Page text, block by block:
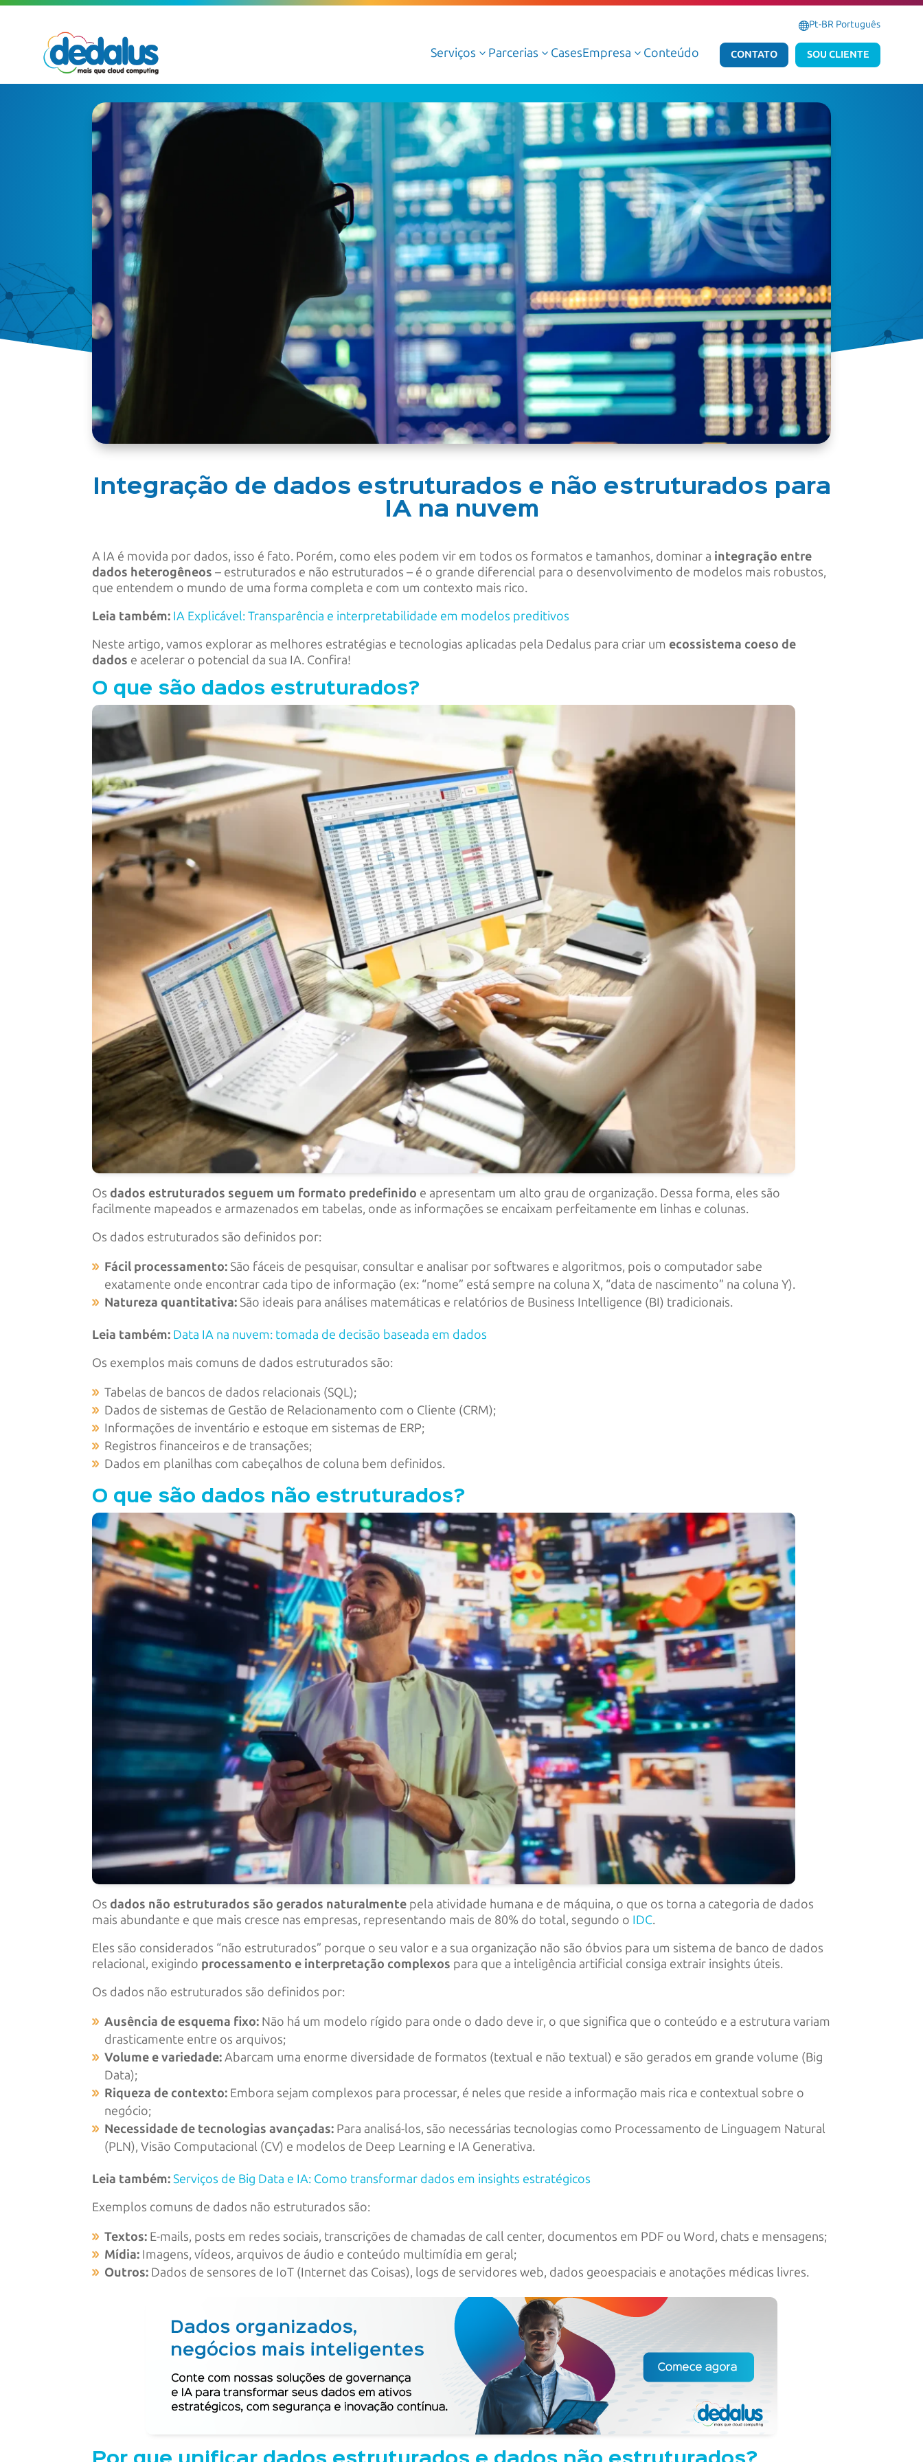
Pt-BR Português
Serviços 3
Serviços Gerenciados de Cloud
Serviços Profissionais de Cloud
Cloud AWS
Cloud Azure
Cloud Oracle
Google Cloud
Dedalus Argos
Serviços Gerenciados de Dados e IA
Serviços Profissionais de Dados e IA
Dados e IA AWS
Dados e IA Azure
Atlas Dedalus
Serviços Gerenciados Microsoft
Serviços Profissionais Microsoft
Parcerias 3 CasesEmpresa 3 Conteúdo CONTATO SOU CLIENTE
Integração de dados estruturados e não estruturados para
IA na nuvem
A IA é movida por dados, isso é fato. Porém, como eles podem vir em todos os formatos e tamanhos, dominar a integração entre
dados heterogêneos – estruturados e não estruturados – é o grande diferencial para o desenvolvimento de modelos mais robustos,
que entendem o mundo de uma forma completa e com um contexto mais rico.
Leia também: IA Explicável: Transparência e interpretabilidade em modelos preditivos
Neste artigo, vamos explorar as melhores estratégias e tecnologias aplicadas pela Dedalus para criar um ecossistema coeso de
dados e acelerar o potencial da sua IA. Confira!
O que são dados estruturados?
Os dados estruturados seguem um formato predefinido e apresentam um alto grau de organização. Dessa forma, eles são
facilmente mapeados e armazenados em tabelas, onde as informações se encaixam perfeitamente em linhas e colunas.
Os dados estruturados são definidos por:
Fácil processamento:São fáceis de pesquisar, consultar e analisar por softwares e algoritmos, pois o computador sabe
exatamente onde encontrar cada tipo de informação (ex: “nome” está sempre na coluna X, “data de nascimento” na coluna Y).
Natureza quantitativa:São ideais para análises matemáticas e relatórios de Business Intelligence (BI) tradicionais.
Leia também: Data IA na nuvem: tomada de decisão baseada em dados
Os exemplos mais comuns de dados estruturados são:
Tabelas de bancos de dados relacionais (SQL);
Dados de sistemas de Gestão de Relacionamento com o Cliente (CRM);
Informações de inventário e estoque em sistemas de ERP;
Registros financeiros e de transações;
Dados em planilhas com cabeçalhos de coluna bem definidos.
O que são dados não estruturados?
Os dados não estruturados são gerados naturalmente pela atividade humana e de máquina, o que os torna a categoria de dados
mais abundante e que mais cresce nas empresas, representando mais de 80% do total, segundo o IDC.
Eles são considerados “não estruturados” porque o seu valor e a sua organização não são óbvios para um sistema de banco de dados
relacional, exigindo processamento e interpretação complexos para que a inteligência artificial consiga extrair insights úteis.
Os dados não estruturados são definidos por:
Ausência de esquema fixo: Não há um modelo rígido para onde o dado deve ir, o que significa que o conteúdo e a estrutura variam
drasticamente entre os arquivos;
Volume e variedade:Abarcam uma enorme diversidade de formatos (textual e não textual) e são gerados em grande volume (Big
Data);
Riqueza de contexto: Embora sejam complexos para processar, é neles que reside a informação mais rica e contextual sobre o
negócio;
Necessidade de tecnologias avançadas: Para analisá-los, são necessárias tecnologias como Processamento de Linguagem Natural
(PLN), Visão Computacional (CV) e modelos de Deep Learning e IA Generativa.
Leia também: Serviços de Big Data e IA: Como transformar dados em insights estratégicos
Exemplos comuns de dados não estruturados são:
Textos: E-mails, posts em redes sociais, transcrições de chamadas de call center, documentos em PDF ou Word, chats e mensagens;
Mídia: Imagens, vídeos, arquivos de áudio e conteúdo multimídia em geral;
Outros: Dados de sensores de IoT (Internet das Coisas), logs de servidores web, dados geoespaciais e anotações médicas livres.